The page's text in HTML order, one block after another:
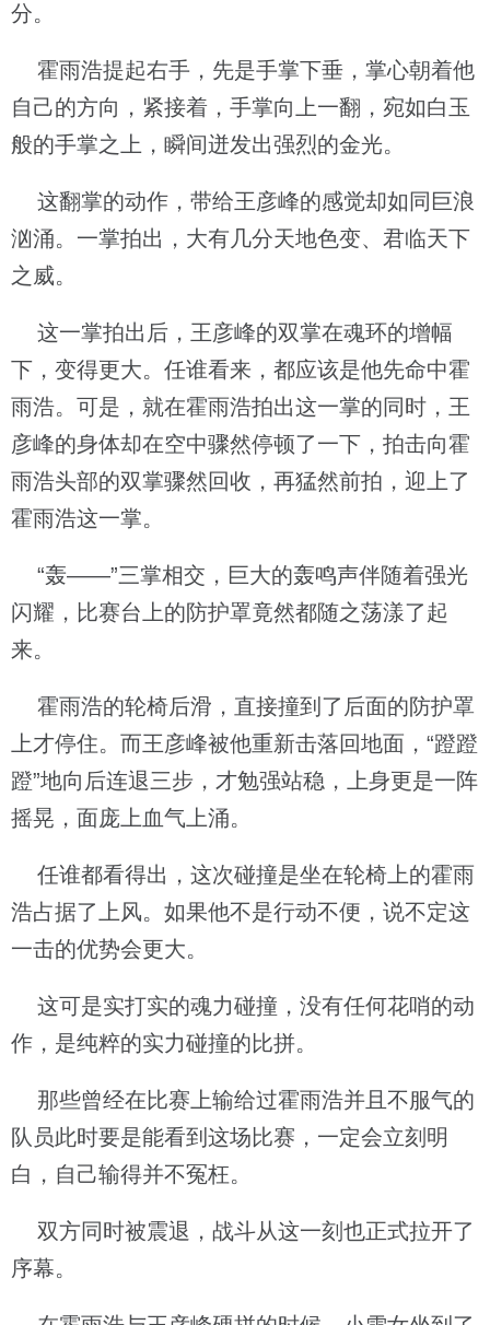
分。
霍雨浩提起右手，先是手掌下垂，掌心朝着他
自己的方向，紧接着，手掌向上一翻，宛如白玉
般的手掌之上，瞬间迸发出强烈的金光。
这翻掌的动作，带给王彦峰的感觉却如同巨浪
汹涌。一掌拍出，大有几分天地色变、君临天下
之威。
这一掌拍出后，王彦峰的双掌在魂环的增幅
下，变得更大。任谁看来，都应该是他先命中霍
雨浩。可是，就在霍雨浩拍出这一掌的同时，王
彦峰的身体却在空中骤然停顿了一下，拍击向霍
雨浩头部的双掌骤然回收，再猛然前拍，迎上了
霍雨浩这一掌。
“轰——”三掌相交，巨大的轰鸣声伴随着强光
闪耀，比赛台上的防护罩竟然都随之荡漾了起
来。
霍雨浩的轮椅后滑，直接撞到了后面的防护罩
上才停住。而王彦峰被他重新击落回地面，“蹬蹬
蹬”地向后连退三步，才勉强站稳，上身更是一阵
摇晃，面庞上血气上涌。
任谁都看得出，这次碰撞是坐在轮椅上的霍雨
浩占据了上风。如果他不是行动不便，说不定这
一击的优势会更大。
这可是实打实的魂力碰撞，没有任何花哨的动
作，是纯粹的实力碰撞的比拼。
那些曾经在比赛上输给过霍雨浩并且不服气的
队员此时要是能看到这场比赛，一定会立刻明
白，自己输得并不冤枉。
双方同时被震退，战斗从这一刻也正式拉开了
序幕。